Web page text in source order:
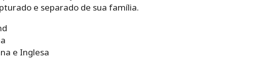
e separado de sua família.
e Inglesa